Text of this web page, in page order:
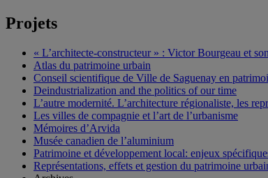
Projets
« L’architecte-constructeur » : Victor Bourgeau et
Atlas du patrimoine urbain
Conseil scientifique de Ville de Saguenay en
Deindustrialization and the politics of our time
L’autre modernité. L’architecture régionaliste, les
Les villes de compagnie et l’art de l’urbanisme
Mémoires d’Arvida
Musée canadien de l’aluminium
Patrimoine et développement local: enjeux
Représentations, effets et gestion du patrimoine